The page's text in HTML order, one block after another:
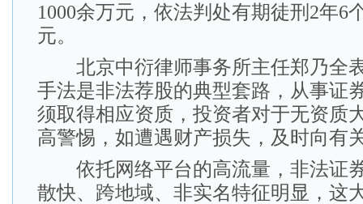
1000余万元，依法判处有期徒刑2年6
元。
北京中衍律师事务所主任郑乃全
手法是非法荐股的典型套路，从事证
须取得相应资质，投资者对于无资质
高警惕，如遭遇财产损失，及时向有
依托网络平台的高流量，非法证
散快、跨地域、非实名特征明显，这